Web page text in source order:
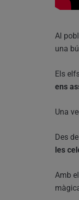
Al
una
Els
ens
Una
Des
les
Amb